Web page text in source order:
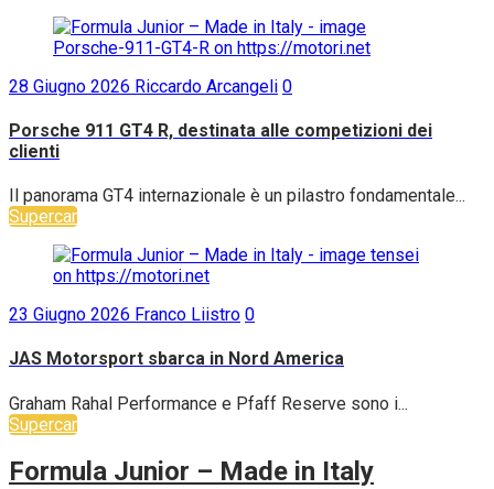
28 Giugno 2026 Riccardo Arcangeli 0
Porsche 911 GT4 R, destinata alle competizioni dei
clienti
Il panorama GT4 internazionale è un pilastro fondamentale...
Supercar
23 Giugno 2026 Franco Liistro 0
JAS Motorsport sbarca in Nord America
Graham Rahal Performance e Pfaff Reserve sono i...
Supercar
Formula Junior – Made in Italy